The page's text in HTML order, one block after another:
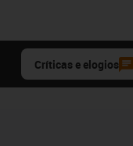
Críticas e elogios